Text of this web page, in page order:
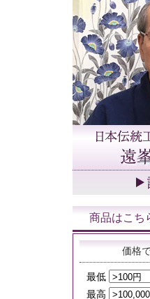
商品はこち
価格